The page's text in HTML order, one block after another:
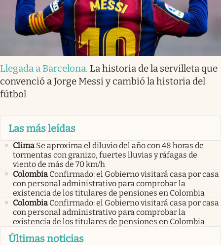
Llegada a Barcelona. La historia de la servilleta que
convenció a Jorge Messi y cambió la historia del
fútbol
Las más leídas
Clima Se aproxima el diluvio del año con 48 horas de
tormentas con granizo, fuertes lluvias y ráfagas de
viento de más de 70 km/h
Colombia Confirmado: el Gobierno visitará casa por casa
con personal administrativo para comprobar la
existencia de los titulares de pensiones en Colombia
Colombia Confirmado: el Gobierno visitará casa por casa
con personal administrativo para comprobar la
existencia de los titulares de pensiones en Colombia
Últimas noticias